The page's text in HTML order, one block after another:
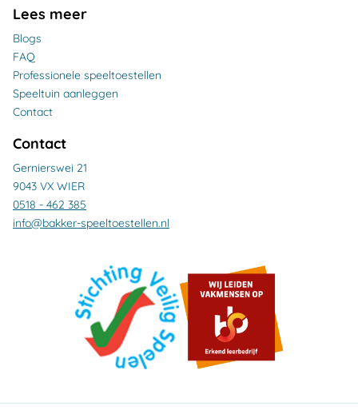
Lees meer
Blogs
FAQ
Professionele speeltoestellen
Speeltuin aanleggen
Contact
Contact
Gernierswei 21
9043 VX WIER
0518 - 462 385
info@bakker-speeltoestellen.nl